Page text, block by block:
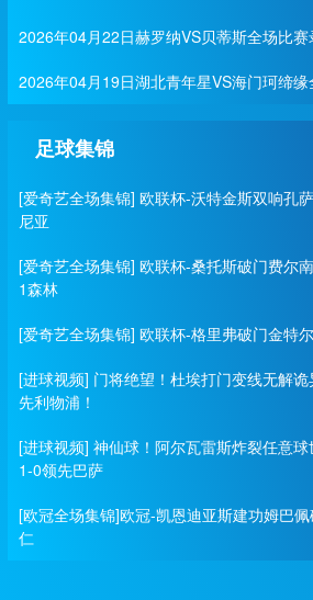
2026年04月22日赫罗纳VS贝蒂斯全场比赛
2026年04月19日湖北青年星VS海门珂缔
足球集锦
[爱奇艺全场集锦] 欧联杯-沃特金斯双响孔
尼亚
[爱奇艺全场集锦] 欧联杯-桑托斯破门费尔
1森林
[爱奇艺全场集锦] 欧联杯-格里弗破门金特
[进球视频] 门将绝望！杜埃打门变线无解
先利物浦！
[进球视频] 神仙球！阿尔瓦雷斯炸裂任意
1-0领先巴萨
[欧冠全场集锦]欧冠-凯恩迪亚斯建功姆巴
仁